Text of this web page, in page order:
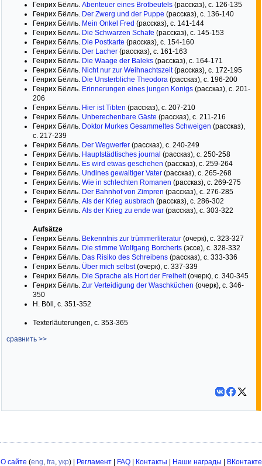
Генрих Бёлль. Abenteuer eines Brotbeutels (рассказ), с. 126-135
Генрих Бёлль. Der Zwerg und der Puppe (рассказ), с. 136-140
Генрих Бёлль. Mein Onkel Fred (рассказ), с. 141-144
Генрих Бёлль. Die Schwarzen Schafe (рассказ), с. 145-153
Генрих Бёлль. Die Postkarte (рассказ), с. 154-160
Генрих Бёлль. Der Lacher (рассказ), с. 161-163
Генрих Бёлль. Die Waage der Baleks (рассказ), с. 164-171
Генрих Бёлль. Nicht nur zur Weihnachtszeit(рассказ), с. 172-195
Генрих Бёлль. Die Unsterbliche Theodora (рассказ), с. 196-200
Генрих Бёлль. Erinnerungen eines jungen Konigs (рассказ), с. 201-
206
Генрих Бёлль. Hier ist Tibten (рассказ), с. 207-210
Генрих Бёлль. Unberechenbare Gäste (рассказ), с. 211-216
Генрих Бёлль. Doktor Murkes Gesammeltes Schweigen (рассказ),
с. 217-239
Генрих Бёлль. Der Wegwerfer (рассказ), с. 240-249
Генрих Бёлль. Hauptstädtisches journal (рассказ), с. 250-258
Генрих Бёлль. Es wird etwas geschehen (рассказ), с. 259-264
Генрих Бёлль. Undines gewaltiger Vater (рассказ), с. 265-268
Генрих Бёлль. Wie in schlechten Romanen (рассказ), с. 269-275
Генрих Бёлль. Der Bahnhof von Zimpren (рассказ), с. 276-285
Генрих Бёлль. Als der Krieg ausbrach (рассказ), с. 286-302
Генрих Бёлль. Als der Krieg zu ende war (рассказ), с. 303-322
Aufsätze
Генрих Бёлль. Bekenntnis zur trümmerliteratur (очерк), с. 323-327
Генрих Бёлль. Die stimme Wolfgang Borcherts (эссе), с. 328-332
Генрих Бёлль. Das Risiko des Schreibens (рассказ), с. 333-336
Генрих Бёлль. Über mich selbst(очерк), с. 337-339
Генрих Бёлль. Die Sprache als Hort der Freiheit(очерк), с. 340-345
Генрих Бёлль. Zur Verteidigung der Waschküchen (очерк), с. 346-
350
H. Böll, с. 351-352
Texterläuterungen, с. 353-365
сравнить >>
О сайте (eng, fra, укр) | Регламент| FAQ| Контакты Наши награды ВКонтакте